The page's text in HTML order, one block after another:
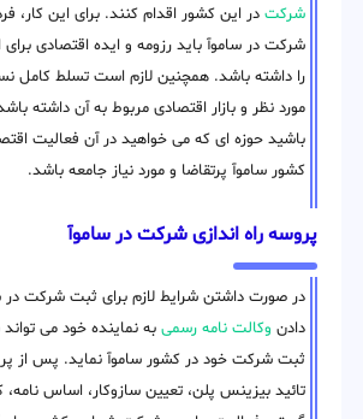
شرکت در این کشور اقدام کنند. برای این کار،
شرکت در ساموآ باید رزومه و ایده اقتصادی
را داشته باشد. همچنین لازم است تسلط کامل
مورد نظر و بازار اقتصادی مربوط به آن داشته
باشید حوزه ای که می خواهید در آن فعالیت
کشور ساموآ پرتقاضا و مورد نیاز جامعه باشد.
پروسه راه اندازی شرکت در ساموآ
در صورت داشتن شرایط لازم برای ثبت شرکت
دادن وکالت نامه رسمی به نماینده خود می
ثبت شرکت خود در کشور ساموآ نماید. پس از
تائید بیزینس پلن، تعیین سازوکار، اساس